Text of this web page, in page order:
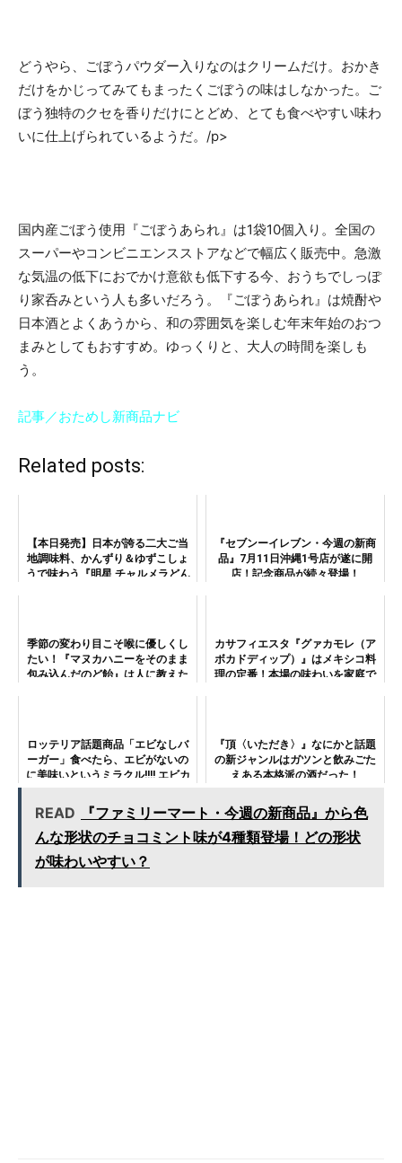
どうやら、ごぼうパウダー入りなのはクリームだけ。おかき
だけをかじってみてもまったくごぼうの味はしなかった。ご
ぼう独特のクセを香りだけにとどめ、とても食べやすい味わ
いに仕上げられているようだ。/p>
国内産ごぼう使用『ごぼうあられ』は1袋10個入り。全国の
スーパーやコンビニエンスストアなどで幅広く販売中。急激
な気温の低下におでかけ意欲も低下する今、おうちでしっぽ
り家呑みという人も多いだろう。『ごぼうあられ』は焼酎や
日本酒とよくあうから、和の雰囲気を楽しむ年末年始のおつ
まみとしてもおすすめ。ゆっくりと、大人の時間を楽しも
う。
記事／おためし新商品ナビ
Related posts:
【本日発売】日本が誇る二大ご当
地調味料、かんずり＆ゆずこしょ
うで味わう『明星 チャルメラどん
『セブンーイレブン・今週の新商
品』7月11日沖縄1号店が遂に開
店！記念商品が続々登場！
季節の変わり目こそ喉に優しくし
たい！『マヌカハニーをそのまま
包み込んだのど飴』は人に教えた
カサフィエスタ『グァカモレ（ア
ボカドディップ）』はメキシコ料
理の定番！本場の味わいを家庭で
ロッテリア話題商品「エビなしバ
ーガー」食べたら、エビがないの
に美味いというミラクル!!!! エビカ
ー!!!
『頂〈いただき〉』なにかと話題
の新ジャンルはガツンと飲みごた
えある本格派の酒だった！
READ
『ファミリーマート・今週の新商品』から色
んな形状のチョコミント味が4種類登場！どの形状
が味わいやすい？